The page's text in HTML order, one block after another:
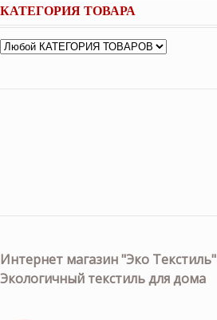
КАТЕГОРИЯ ТОВАРА
Интернет магазин "Эко Текстиль"
Экологичный текстиль для дома